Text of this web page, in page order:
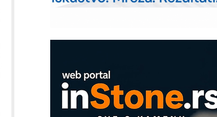
mrežnog pretvarača sa tečnim
ROSA i SCHUNK podižu proizvodnju
na viši nivo
Detekcija različitih oblika